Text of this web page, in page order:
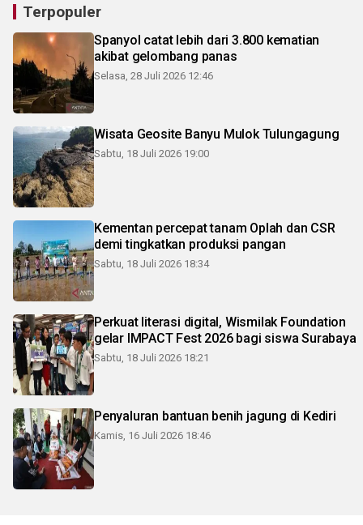
Terpopuler
Spanyol catat lebih dari 3.800 kematian
akibat gelombang panas
Selasa, 28 Juli 2026 12:46
Wisata Geosite Banyu Mulok Tulungagung
Sabtu, 18 Juli 2026 19:00
Kementan percepat tanam Oplah dan CSR
demi tingkatkan produksi pangan
Sabtu, 18 Juli 2026 18:34
Perkuat literasi digital, Wismilak Foundation
gelar IMPACT Fest 2026 bagi siswa Surabaya
Sabtu, 18 Juli 2026 18:21
Penyaluran bantuan benih jagung di Kediri
Kamis, 16 Juli 2026 18:46